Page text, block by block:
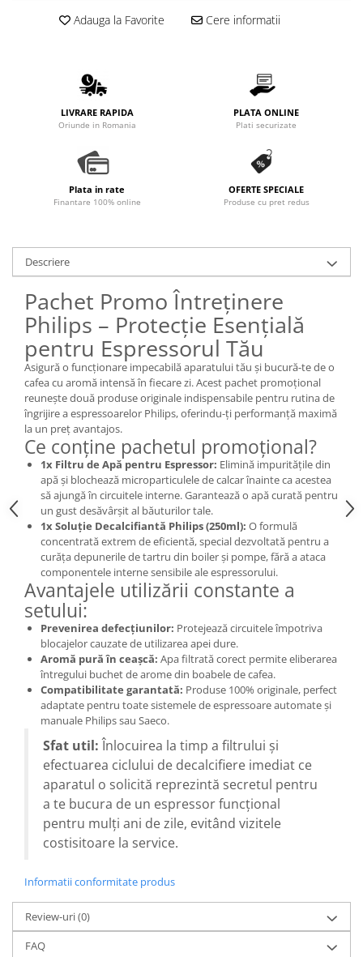
Adauga la Favorite Cere informatii
LIVRARE RAPIDA
Oriunde in Romania
PLATA ONLINE
Plati securizate
Plata in rate
Finantare 100% online
OFERTE SPECIALE
Produse cu pret redus
Descriere
Pachet Promo Întreținere
Philips – Protecție Esențială
pentru Espressorul Tău
Asigură o funcționare impecabilă aparatului tău și bucură-te de o
cafea cu aromă intensă în fiecare zi. Acest pachet promoțional
reunește două produse originale indispensabile pentru rutina de
îngrijire a espressoarelor Philips, oferindu-ți performanță maximă
la un preț avantajos.
Ce conține pachetul promoțional?
1x Filtru de Apă pentru Espressor: Elimină impuritățile din
apă și blochează microparticulele de calcar înainte ca acestea
să ajungă în circuitele interne. Garantează o apă curată pentru
un gust desăvârșit al băuturilor tale.
1x Soluție Decalcifiantă Philips (250ml): O formulă
concentrată extrem de eficientă, special dezvoltată pentru a
curăța depunerile de tartru din boiler și pompe, fără a ataca
componentele interne sensibile ale espressorului.
Avantajele utilizării constante a
setului:
Prevenirea defecțiunilor: Protejează circuitele împotriva
blocajelor cauzate de utilizarea apei dure.
Aromă pură în ceașcă: Apa filtrată corect permite eliberarea
întregului buchet de arome din boabele de cafea.
Compatibilitate garantată: Produse 100% originale, perfect
adaptate pentru toate sistemele de espressoare automate și
manuale Philips sau Saeco.
Sfat util:Înlocuirea la timp a filtrului și
efectuarea ciclului de decalcifiere imediat ce
aparatul o solicită reprezintă secretul pentru
a te bucura de un espressor funcțional
pentru mulți ani de zile, evitând vizitele
costisitoare la service.
Informatii conformitate produs
Review-uri(0)
FAQ